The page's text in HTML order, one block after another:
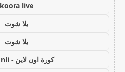
koora live
يلا شوت
يلا شوت
كورة اون لاين - kora onli